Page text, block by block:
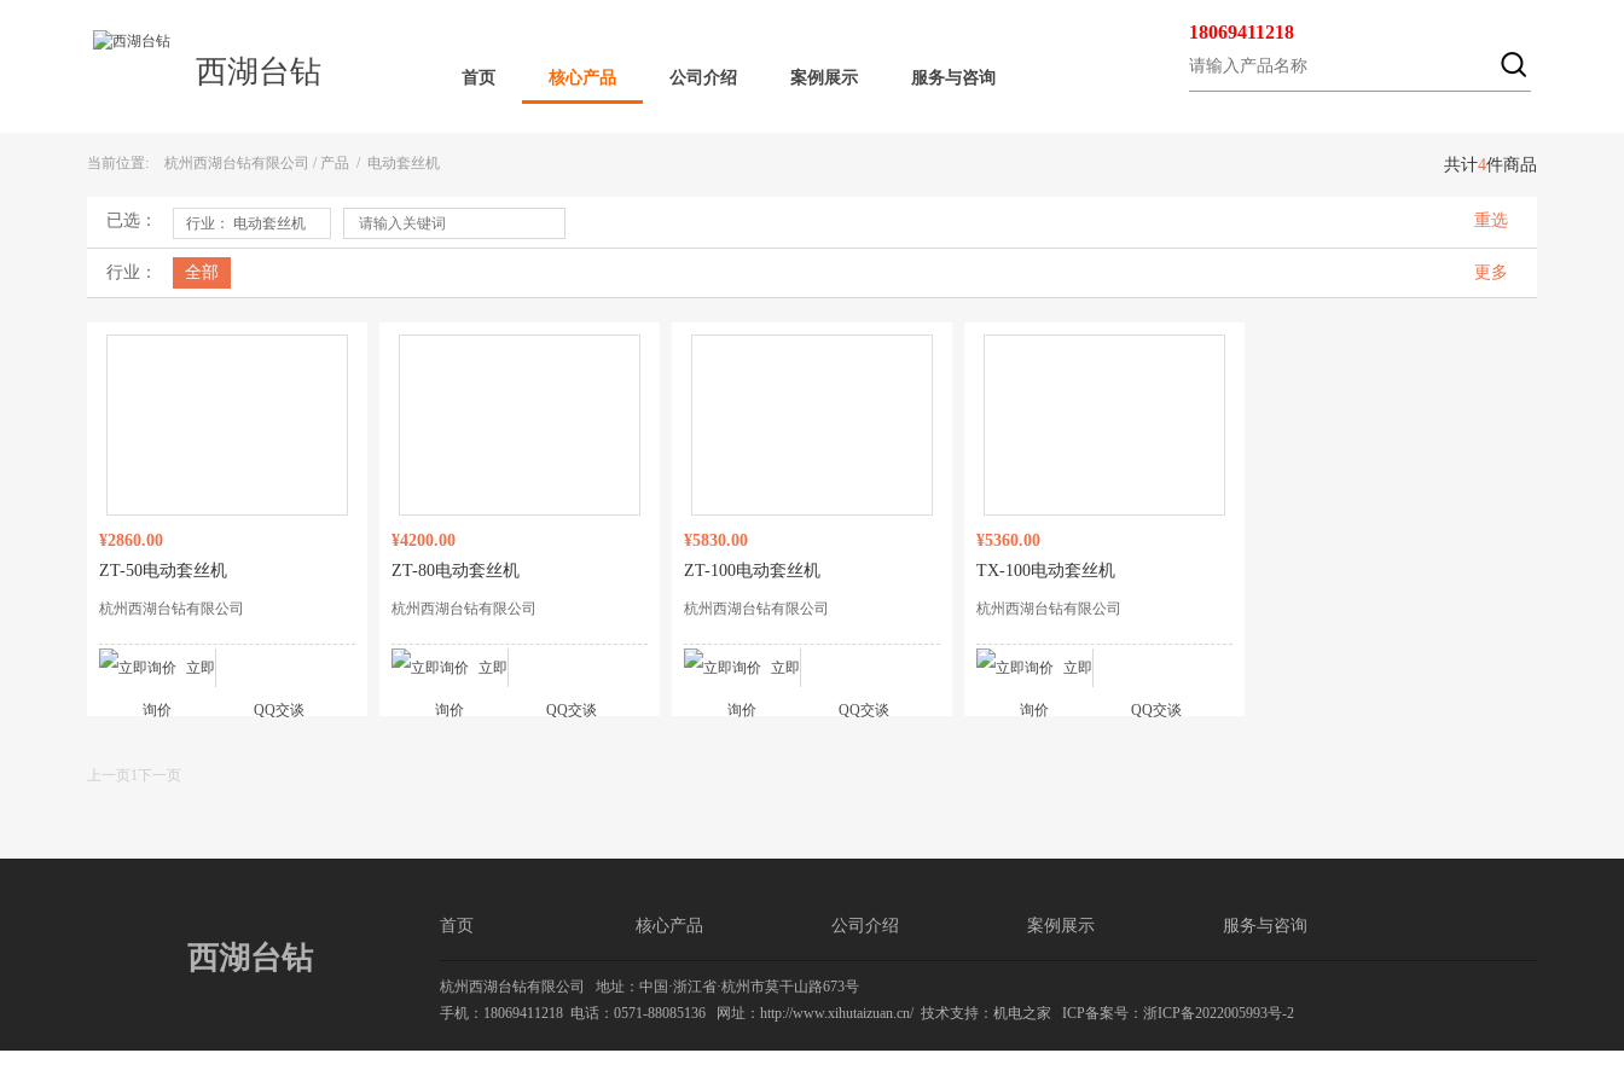
18069411218
西湖台钻 首页 核心产品 公司介绍 案例展示 服务与咨询
当前位置: 杭州西湖台钻有限公司 / 产品 / 电动套丝机 共计4件商品
已选： 行业： 电动套丝机 重选
行业： 全部 更多
¥2860.00
ZT-50电动套丝机
杭州西湖台钻有限公司
立即
询价 QQ交谈
¥4200.00
ZT-80电动套丝机
杭州西湖台钻有限公司
立即
询价 QQ交谈
¥5830.00
ZT-100电动套丝机
杭州西湖台钻有限公司
立即
询价 QQ交谈
¥5360.00
TX-100电动套丝机
杭州西湖台钻有限公司
立即
询价 QQ交谈
上一页 下一页
西湖台钻
首页 核心产品 公司介绍 案例展示 服务与咨询
杭州西湖台钻有限公司
地址：中国·浙江省·杭州市莫干山路673号
手机：18069411218 电话：0571-88085136 网址：http://www.xihutaizuan.cn/技术支持： 机电之家 ICP备案号： 浙ICP备2022005993号-2